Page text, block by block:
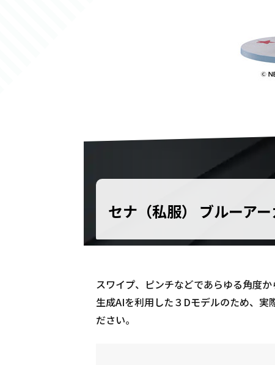
セナ（私服） ブルーア
スワイプ、ピンチなどであらゆる角度
生成AIを利用した３Dモデルのため、実
ださい。